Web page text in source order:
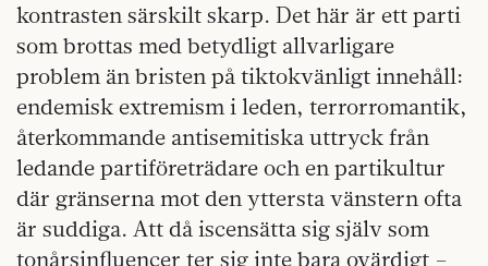
kontrasten särskilt skarp. Det här är ett parti
som brottas med betydligt allvarligare
problem än bristen på tiktokvänligt innehåll:
endemisk extremism i leden, terrorromantik,
återkommande antisemitiska uttryck från
ledande partiföreträdare och en partikultur
där gränserna mot den yttersta vänstern ofta
är suddiga. Att då iscensätta sig själv som
tonårsinfluencer ter sig inte bara ovärdigt –